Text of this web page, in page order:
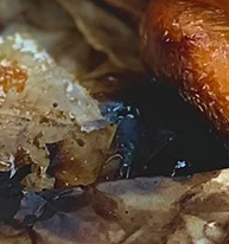
製嘅煙燻三文魚、落手落
！香味隔住個mon都聞
唔到！